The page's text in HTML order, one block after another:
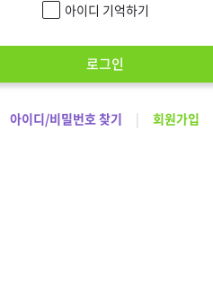
아이디 기억하기
로그인
아이디/비밀번호 찾기 | 회원가입